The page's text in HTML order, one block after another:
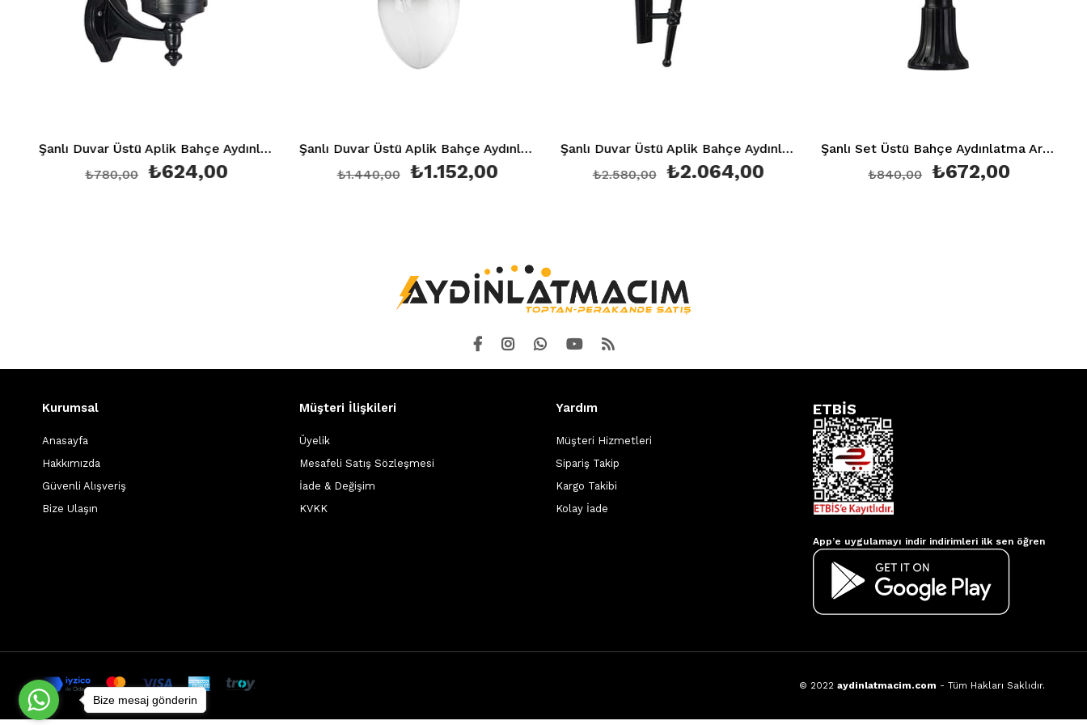
Şanlı Duvar Üstü Aplik Bahçe Aydınlatma Armatürü Şa 858
₺624,00
₺780,00
Şanlı Duvar Üstü Aplik Bahçe Aydınlatma Armatürü Şa 859
₺1.152,00
₺1.440,00
Şanlı Duvar Üstü Aplik Bahçe Aydınlatma Armatürü Şa 860
₺2.064,00
₺2.580,00
Şanlı Set Üstü Bahçe Aydınlatma Armatürü Şa 861
₺672,00
₺840,00
Kurumsal
Anasayfa
Hakkımızda
Güvenli Alışveriş
Bize Ulaşın
Müşteri İlişkileri
Üyelik
Mesafeli Satış Sözleşmesi
İade & Değişim
KVKK
Yardım
Müşteri Hizmetleri
Sipariş Takip
Kargo Takibi
Kolay İade
ETBİS
App’e uygulamayı indir indirimleri ilk sen öğren
© 2022 aydinlatmacim.com - Tüm Hakları Saklıdır.
Bize mesaj gönderin